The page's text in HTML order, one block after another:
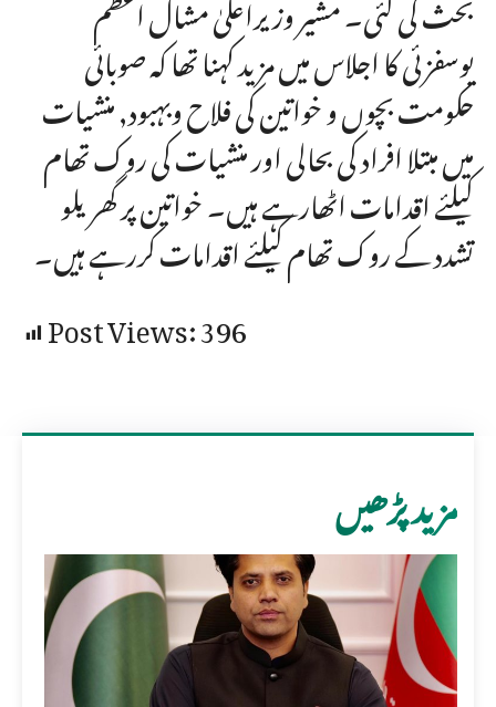
یوسفزئی کا اجلاس میں مزید کہنا تھا کہ صوبائی
حکومت بچوں و خواتین کی فلاح وبہبود, منشیات
میں مبتلا افراد کی بحالی اور منشیات کی روک تھام
کیلئے اقدامات اٹھارہے ہیں۔ خواتین پر گھریلو
تشدد کے روک تھام کیلئے اقدامات کررہے ہیں۔
Post Views:396
مزید پڑھیں